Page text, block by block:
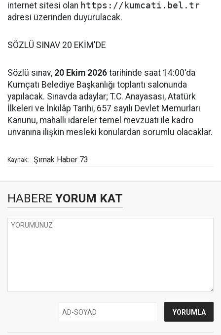
internet sitesi olan https://kumcati.bel.tr
adresi üzerinden duyurulacak.
SÖZLÜ SINAV 20 EKİM'DE
Sözlü sınav, 20 Ekim 2026 tarihinde saat 14:00'da
Kumçatı Belediye Başkanlığı toplantı salonunda
yapılacak. Sınavda adaylar; T.C. Anayasası, Atatürk
İlkeleri ve İnkılâp Tarihi, 657 sayılı Devlet Memurları
Kanunu, mahalli idareler temel mevzuatı ile kadro
unvanına ilişkin mesleki konulardan sorumlu olacaklar.
Kaynak: Şırnak Haber 73
HABERE YORUM KAT